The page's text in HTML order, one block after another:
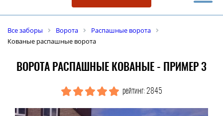
Все заборы Ворота
Распашные ворота
Кованые распашные ворота
ВОРОТА РАСПАШНЫЕ КОВАНЫЕ - ПРИМЕР 3
рейтинг: 2845